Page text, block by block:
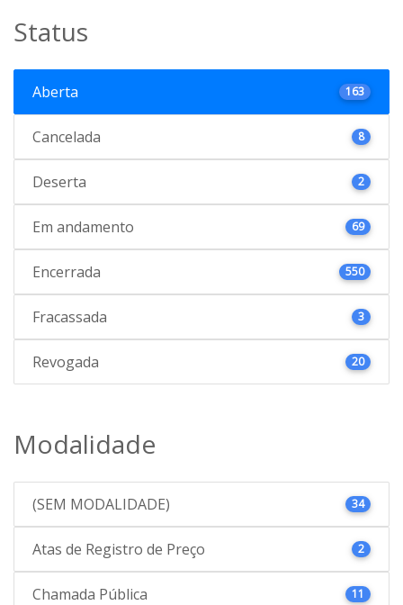
Status
Aberta 163
Cancelada 8
Deserta 2
Em andamento 69
Encerrada 550
Fracassada 3
Revogada 20
Modalidade
(SEM MODALIDADE) 34
Atas de Registro de Preço 2
Chamada Pública 11